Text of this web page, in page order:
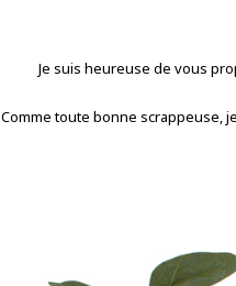
Je suis heureuse de vous
Comme toute bonne scrappeuse,